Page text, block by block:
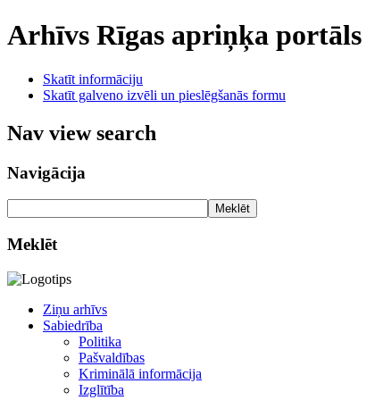
Arhīvs Rīgas apriņķa portāls
Skatīt informāciju
Skatīt galveno izvēli un pieslēgšanās formu
Nav view search
Navigācija
Meklēt
Meklēt
Ziņu arhīvs
Sabiedrība
Politika
Pašvaldības
Kriminālā informācija
Izglītība